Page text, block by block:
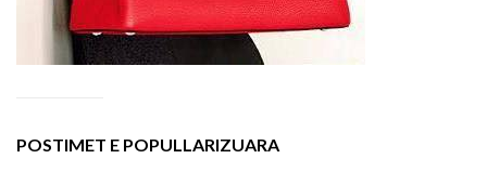
POSTIMET E POPULLARIZUARA